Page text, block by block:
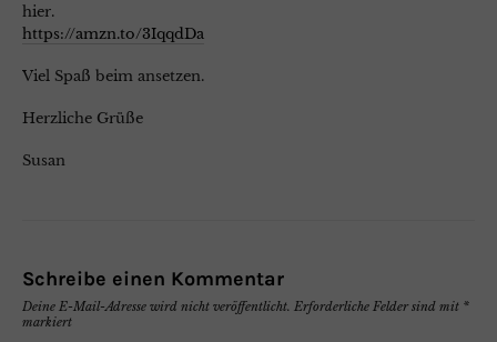
hier.
https://amzn.to/3IqqdDa
Viel Spaß beim ansetzen.
Herzliche Grüße
Susan
Schreibe einen Kommentar
Deine E-Mail-Adresse wird nicht veröffentlicht. Erforderliche Felder sind mit *
markiert